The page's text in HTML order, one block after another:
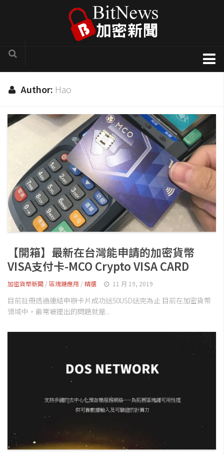
項目官方訊息
Solve.Care
幣種介紹
ICO評析
新手入門教學
交易所
區塊鏈應用
Author: Hao
【開箱】最新在台灣能申請的加密貨幣
VISA支付卡-MCO Crypto VISA CARD
加密貨幣新聞 /區塊鏈應用 /精選 11 月 19, 2019
目前註冊透過連結申辦卡片成功送50USD送完為止 目前在加密貨幣
領域中，最常被提出的問題就是...